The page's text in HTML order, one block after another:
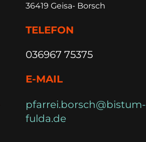
36419 Geisa- Borsch
TELEFON
036967 75375
E-MAIL
pfarrei.borsch@bistum-
fulda.de